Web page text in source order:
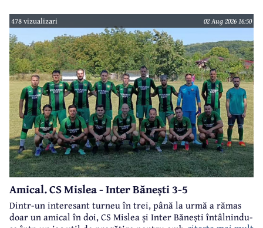
478 vizualizari 02 Aug 2026 16:50
Amical. CS Mislea - Inter Bănești 3-5
Dintr-un interesant turneu în trei, până la urmă a rămas
doar un amical în doi, CS Mislea și Inter Bănești întâlnindu-